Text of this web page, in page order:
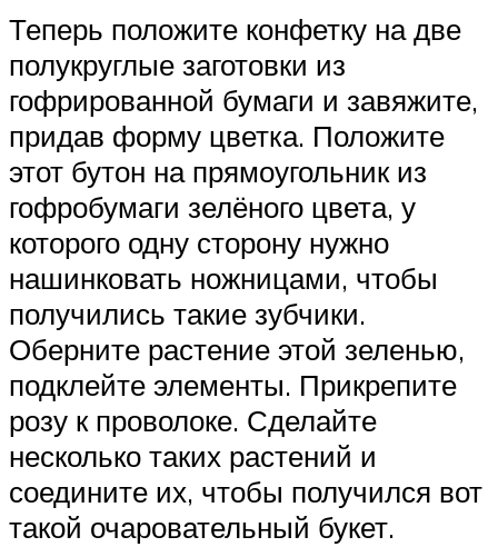
Теперь положите конфетку на две
полукруглые заготовки из
гофрированной бумаги и завяжите,
придав форму цветка. Положите
этот бутон на прямоугольник из
гофробумаги зелёного цвета, у
которого одну сторону нужно
нашинковать ножницами, чтобы
получились такие зубчики.
Оберните растение этой зеленью,
подклейте элементы. Прикрепите
розу к проволоке. Сделайте
несколько таких растений и
соедините их, чтобы получился вот
такой очаровательный букет.